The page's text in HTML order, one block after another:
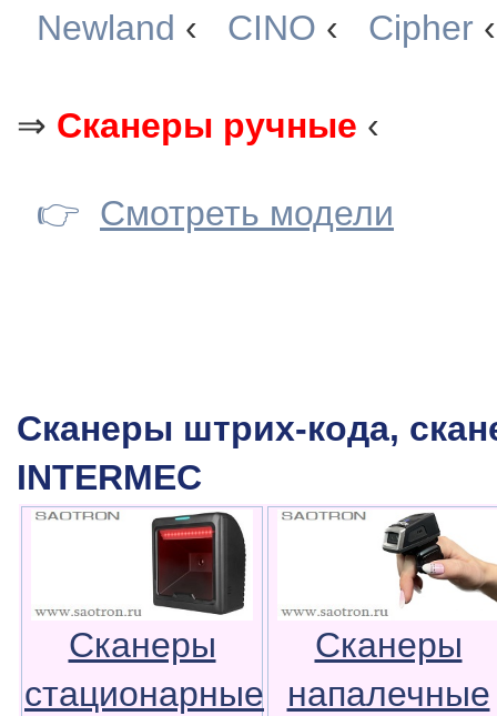
Newland ‹ CINO ‹ Cipher
⇒ Сканеры ручные ‹
👉 Смотреть модели
Сканеры штрих-кода,
INTERMEC
Сканеры
стационарные
Сканеры
напалечные